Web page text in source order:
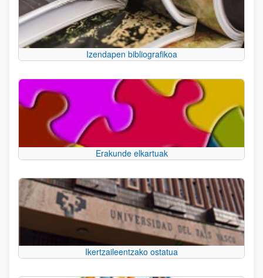
Izendapen bibliografikoa
Erakunde elkartuak
Ikertzaileentzako ostatua